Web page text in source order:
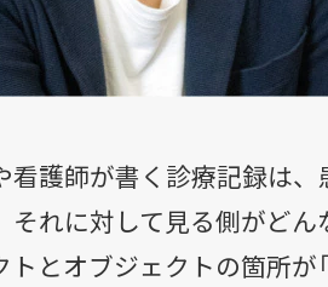
看護師が書く診療記録は
それに対して見る側がど
とオブジェクトの箇所が「